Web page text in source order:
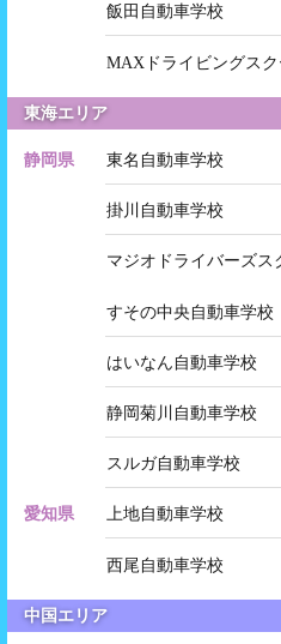
飯田自動車学校
MAXドライビングスク
東海エリア
静岡県 東名自動車学校
掛川自動車学校
マジオドライバーズス
すその中央自動車学校
はいなん自動車学校
静岡菊川自動車学校
スルガ自動車学校
愛知県 上地自動車学校
西尾自動車学校
中国エリア